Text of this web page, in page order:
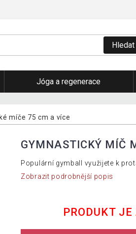
Hledat
Jóga a regenerace
míče 75 cm a více
GYMNASTICKÝ MÍČ
Populární gymball využijete k
Zobrazit podrobnější popis
PRODUKT